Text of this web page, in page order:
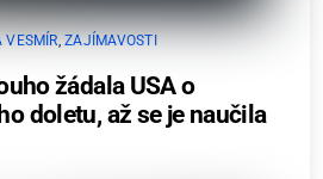
VESMÍR,ZAJÍMAVOSTI
žádala USA o
doletu, až se je naučila